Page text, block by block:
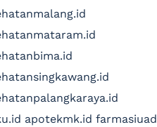
apotekmk.id